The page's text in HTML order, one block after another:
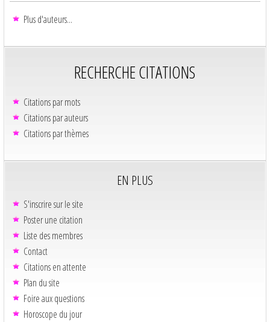
Plus d'auteurs...
RECHERCHE CITATIONS
Citations par mots
Citations par auteurs
Citations par thèmes
EN PLUS
S'inscrire sur le site
Poster une citation
Liste des membres
Contact
Citations en attente
Plan du site
Foire aux questions
Horoscope du jour